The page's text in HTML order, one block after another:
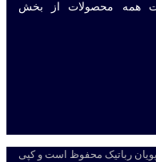
همه محصولات از بخش
رباتیک محفوظ است و کپی